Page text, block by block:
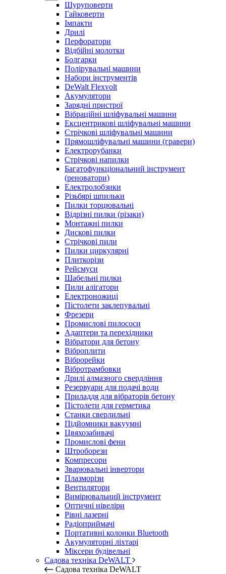
Шуруповерти
Гайковерти
Імпакти
Дрилі
Перфоратори
Відбійні молотки
Болгарки
Полірувальні машини
Набори інструментів
DeWalt Flexvolt
Акумулятори
Зарядні пристрої
Вібраційні шліфувальні машини
Ексцентрикові шліфувальні машини
Стрічкові шліфувальні машини
Прямошліфувальні машини (гравери)
Електрорубанки
Стрічкові напилки
Багатофункціональний інструмент
(реноватори)
Електролобзики
Різьбярі шпильки
Пилки торцювальні
Відрізні пилки (різаки)
Монтажні пилки
Дискові пилки
Стрічкові пили
Пилки циркулярні
Плиткорізи
Рейсмуси
Шабельні пилки
Пили алігатори
Електроножиці
Пістолети заклепувальні
Фрезери
Промислові пилососи
Адаптери та перехідники
Вібратори для бетону
Віброплити
Віброрейки
Вібротрамбовки
Дрилі алмазного свердління
Резервуари для подачі води
Приладдя для вібраторів бетону
Пістолети для герметика
Станки сверлильні
Підйомники вакуумні
Цвяхозабивачі
Промислові фени
Штроборези
Компресори
Зварювальні інвертори
Плазморізи
Вентилятори
Вимірювальний інструмент
Оптичні нівеліри
Рівні лазерні
Радіоприймачі
Портативні колонки Bluetooth
Акумуляторні ліхтарі
Міксери будівельні
Садова техніка DeWALT
Садова техніка DeWALT